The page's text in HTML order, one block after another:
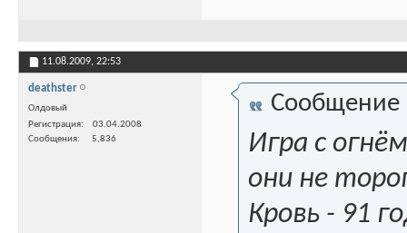
11.08.2009, 22:53
deathster
Олдовый
Регистрация
03.04.2008
Сообщения
5,836
Сообщение
Игра с
они не
Кровь - 91